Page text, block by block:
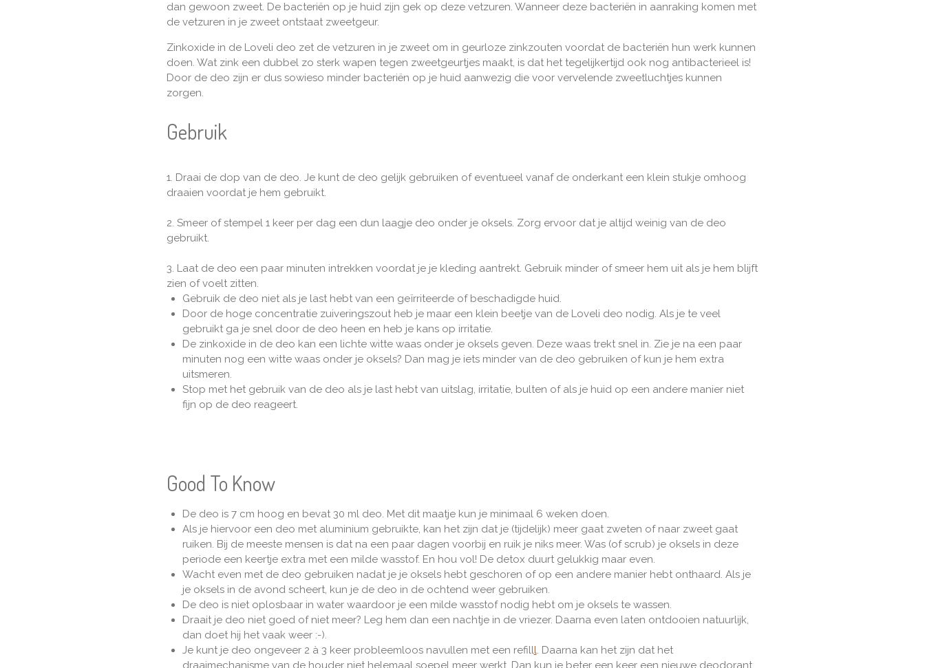
dan gewoon zweet. De bacteriën op je huid zijn gek op deze vetzuren. Wanneer deze bacteriën in aanraking komen met
de vetzuren in je zweet ontstaat zweetgeur.
Zinkoxide in de Loveli deo zet de vetzuren in je zweet om in geurloze zinkzouten voordat de bacteriën hun werk kunnen
doen. Wat zink een dubbel zo sterk wapen tegen zweetgeurtjes maakt, is dat het tegelijkertijd ook nog antibacterieel is!
Door de deo zijn er dus sowieso minder bacteriën op je huid aanwezig die voor vervelende zweetluchtjes kunnen
zorgen.
Gebruik
1. Draai de dop van de deo. Je kunt de deo gelijk gebruiken of eventueel vanaf de onderkant een klein stukje omhoog
draaien voordat je hem gebruikt.
2. Smeer of stempel 1 keer per dag een dun laagje deo onder je oksels. Zorg ervoor dat je altijd weinig van de deo
gebruikt.
3. Laat de deo een paar minuten intrekken voordat je je kleding aantrekt. Gebruik minder of smeer hem uit als je hem blijft
zien of voelt zitten.
Gebruik de deo niet als je last hebt van een geïrriteerde of beschadigde huid.
Door de hoge concentratie zuiveringszout heb je maar een klein beetje van de Loveli deo nodig. Als je te veel
gebruikt ga je snel door de deo heen en heb je kans op irritatie.
De zinkoxide in de deo kan een lichte witte waas onder je oksels geven. Deze waas trekt snel in. Zie je na een paar
minuten nog een witte waas onder je oksels? Dan mag je iets minder van de deo gebruiken of kun je hem extra
uitsmeren.
Stop met het gebruik van de deo als je last hebt van uitslag, irritatie, bulten of als je huid op een andere manier niet
fijn op de deo reageert.
Good To Know
De deo is 7 cm hoog en bevat 30 ml deo. Met dit maatje kun je minimaal 6 weken doen.
Als je hiervoor een deo met aluminium gebruikte, kan het zijn dat je (tijdelijk) meer gaat zweten of naar zweet gaat
ruiken. Bij de meeste mensen is dat na een paar dagen voorbij en ruik je niks meer. Was (of scrub) je oksels in deze
periode een keertje extra met een milde wasstof. En hou vol! De detox duurt gelukkig maar even.
Wacht even met de deo gebruiken nadat je je oksels hebt geschoren of op een andere manier hebt onthaard. Als je
je oksels in de avond scheert, kun je de deo in de ochtend weer gebruiken.
De deo is niet oplosbaar in water waardoor je een milde wasstof nodig hebt om je oksels te wassen.
Draait je deo niet goed of niet meer? Leg hem dan een nachtje in de vriezer. Daarna even laten ontdooien natuurlijk,
dan doet hij het vaak weer :-).
Je kunt je deo ongeveer 2 à 3 keer probleemloos navullen met een refilll. Daarna kan het zijn dat het
draaimechanisme van de houder niet helemaal soepel meer werkt. Dan kun je beter een keer een nieuwe deodorant